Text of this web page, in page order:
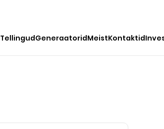
TellingudGeneraatoridMeistKontaktid